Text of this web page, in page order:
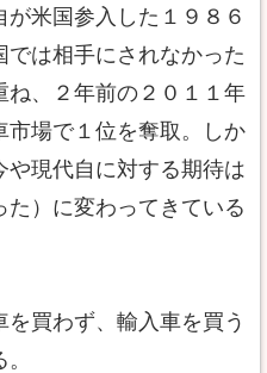
米国参入した１９８６
は相手にされなかった
ね、２年前の２０１１年
市場で１位を奪取。しか
や現代自に対する期待は
）に変わってきている
買わず、輸入車を買う